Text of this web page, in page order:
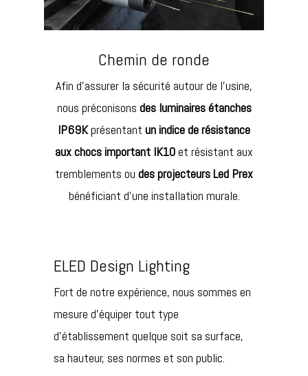
Chemin de ronde
Afin d’assurer la sécurité autour de l’usine,
nous préconisons des luminaires étanches
IP69Kprésentant un indice de résistance
aux chocs important IK10et résistant aux
tremblements ou des projecteurs Led Prex
bénéficiant d’une installation murale.
ELED Design Lighting
Fort de notre expérience, nous sommes en
mesure d’équiper tout type
d’établissement quelque soit sa surface,
sa hauteur, ses normes et son public.